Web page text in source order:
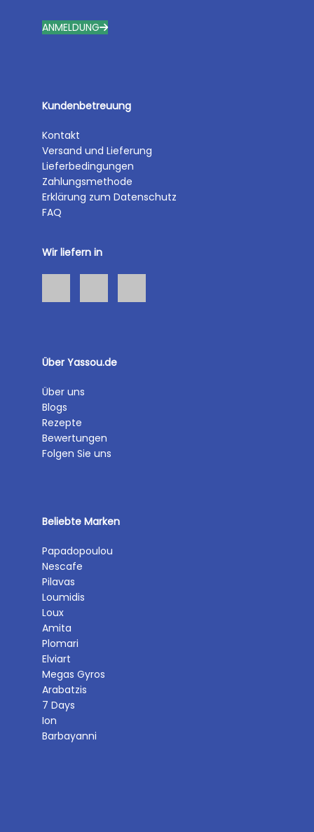
ANMELDUNG
Kundenbetreuung
Kontakt
Versand und Lieferung
Lieferbedingungen
Zahlungsmethode
Erklärung zum Datenschutz
FAQ
Wir liefern in
Über Yassou.de
Über uns
Blogs
Rezepte
Bewertungen
Folgen Sie uns
Beliebte Marken
Papadopoulou
Nescafe
Pilavas
Loumidis
Loux
Amita
Plomari
Elviart
Megas Gyros
Arabatzis
7 Days
Ion
Barbayanni